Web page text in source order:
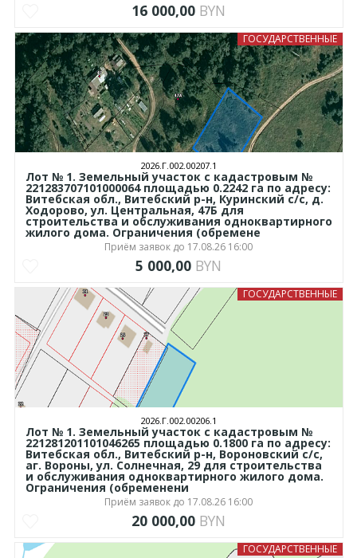
16 000,00 BYN
ГОСУДАРСТВЕННЫЕ
2026.Г.002.00207.1
Лот № 1. Земельный участок с кадастровым №
221283707101000064 площадью 0.2242 га по адресу:
Витебская обл., Витебский р-н, Куринский с/с, д.
Ходорово, ул. Центральная, 47Б для
строительства и обслуживания одноквартирного
жилого дома. Ограничения (обремене
Приём заявок до 17.08.26 16:00
5 000,00 BYN
ГОСУДАРСТВЕННЫЕ
2026.Г.002.00206.1
Лот № 1. Земельный участок с кадастровым №
221281201101046265 площадью 0.1800 га по адресу:
Витебская обл., Витебский р-н, Вороновский с/с,
аг. Вороны, ул. Солнечная, 29 для строительства
и обслуживания одноквартирного жилого дома.
Ограничения (обременени
Приём заявок до 17.08.26 16:00
20 000,00 BYN
ГОСУДАРСТВЕННЫЕ